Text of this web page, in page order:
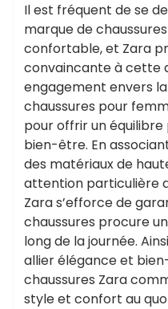
Il est fréquent de se
marque de
confortable, et Zara
convaincante à cette
engagement envers
chaussures pour
pour offrir un
bien-être. En
des matériaux de
attention particulière
Zara s’efforce de
chaussures procure
long de la journée.
allier élégance et
chaussures Zara
style et confort au